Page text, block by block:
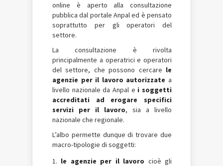
online è aperto alla consultazione
pubblica dal portale Anpal ed è pensato
soprattutto per gli operatori del
settore.
La consultazione è rivolta
principalmente a operatrici e operatori
del settore, che possono cercare le
agenzie per il lavoro autorizzate a
livello nazionale da Anpal e i soggetti
accreditati ad erogare specifici
servizi per il lavoro, sia a livello
nazionale che regionale.
L’albo permette dunque di trovare due
macro-tipologie di soggetti:
le agenzie per il lavoro cioè gli